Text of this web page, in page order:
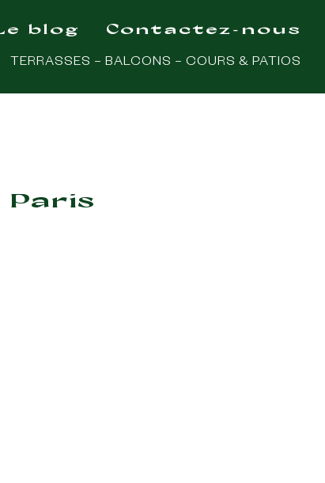
blog Contactez-nous
TERRASSES – BALCONS – COURS & PATIOS
Paris